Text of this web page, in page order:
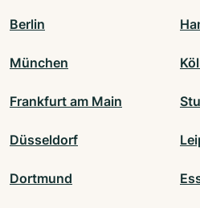
Berlin
München
Frankfurt am Main
Düsseldorf
Dortmund